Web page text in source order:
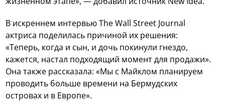
В искреннем интервью The Wall Street Journal
актриса поделилась причиной их решения:
«Теперь, когда и сын, и дочь покинули гнездо,
кажется, настал подходящий момент для продажи».
Она также рассказала: «Мы с Майклом планируем
проводить больше времени на Бермудских
островах и в Европе».